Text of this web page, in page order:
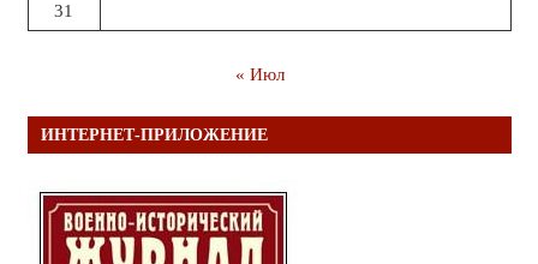
31
« Июл
ИНТЕРНЕТ-ПРИЛОЖЕНИЕ